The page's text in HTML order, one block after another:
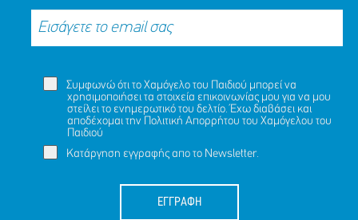
Συμφωνώ ότι το Χαμόγελο του Παιδιού μπορεί να
χρησιμοποιήσει τα στοιχεία επικοινωνίας μου για να μου
στείλει το ενημερωτικό του δελτίο. Έχω διαβάσει και
αποδέχομαι την
Πολιτική Απορρήτου του Χαμόγελου του
Παιδιού
Κατάργηση εγγραφής απο το Newsletter.
ΕΓΓΡΑΦΗ